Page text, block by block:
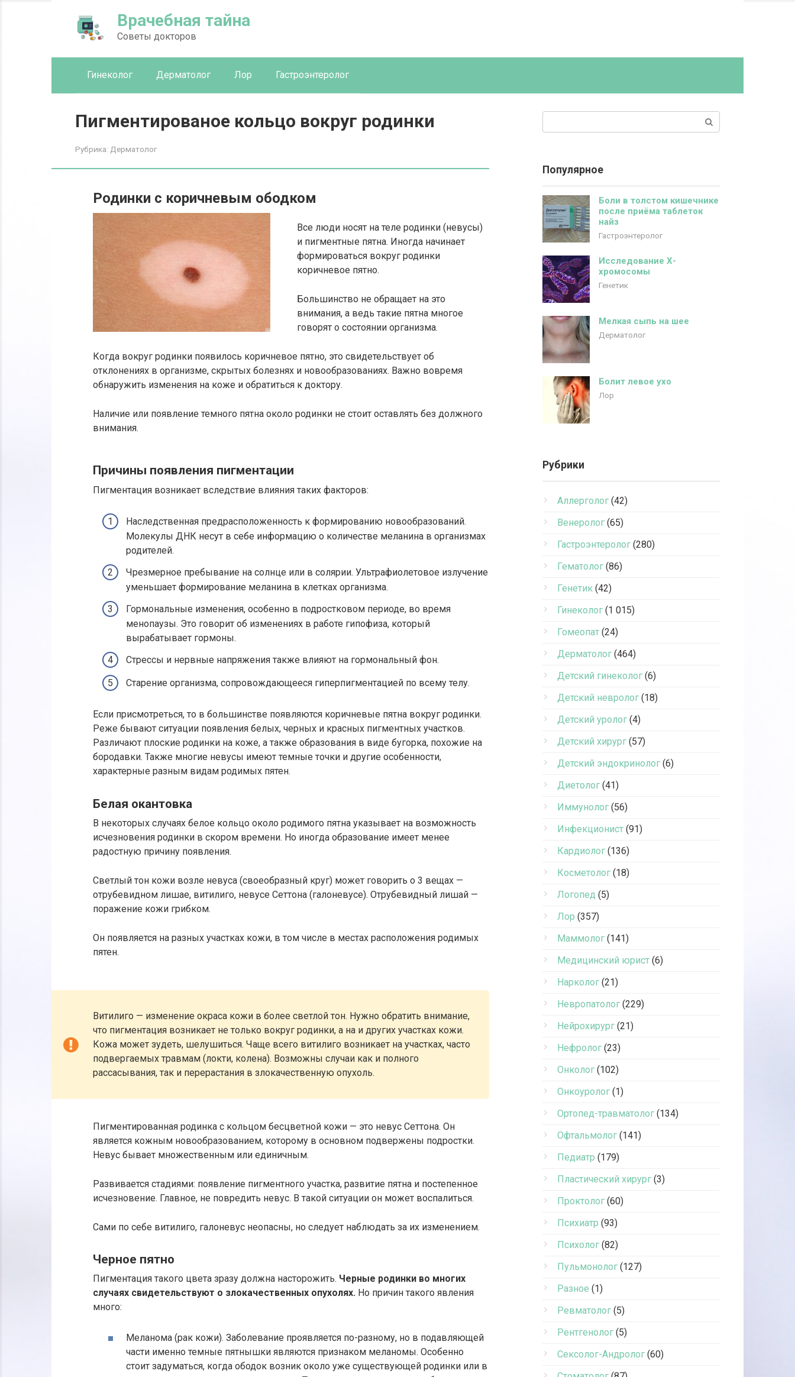
Врачебная тайна
Советы докторов
Гинеколог Дерматолог Лор Гастроэнтеролог
Пигментированое кольцо вокруг родинки
Рубрика: Дерматолог
Родинки с коричневым ободком
Все люди носят на теле родинки (невусы)
и пигментные пятна. Иногда начинает
формироваться вокруг родинки
коричневое пятно.
Большинство не обращает на это
внимания, а ведь такие пятна многое
говорят о состоянии организма.
Когда вокруг родинки появилось коричневое пятно, это свидетельствует об
отклонениях в организме, скрытых болезнях и новообразованиях. Важно вовремя
обнаружить изменения на коже и обратиться к доктору.
Наличие или появление темного пятна около родинки не стоит оставлять без должного
внимания.
Причины появления пигментации
Пигментация возникает вследствие влияния таких факторов:
Наследственная предрасположенность к формированию новообразований.
Молекулы ДНК несут в себе информацию о количестве меланина в организмах
родителей.
Чрезмерное пребывание на солнце или в солярии. Ультрафиолетовое излучение
уменьшает формирование меланина в клетках организма.
Гормональные изменения, особенно в подростковом периоде, во время
менопаузы. Это говорит об изменениях в работе гипофиза, который
вырабатывает гормоны.
Стрессы и нервные напряжения также влияют на гормональный фон.
Старение организма, сопровождающееся гиперпигментацией по всему телу.
Если присмотреться, то в большинстве появляются коричневые пятна вокруг родинки.
Реже бывают ситуации появления белых, черных и красных пигментных участков.
Различают плоские родинки на коже, а также образования в виде бугорка, похожие на
бородавки. Также многие невусы имеют темные точки и другие особенности,
характерные разным видам родимых пятен.
Белая окантовка
В некоторых случаях белое кольцо около родимого пятна указывает на возможность
исчезновения родинки в скором времени. Но иногда образование имеет менее
радостную причину появления.
Светлый тон кожи возле невуса (своеобразный круг) может говорить о 3 вещах —
отрубевидном лишае, витилиго, невусе Сеттона (галоневусе). Отрубевидный лишай —
поражение кожи грибком.
Он появляется на разных участках кожи, в том числе в местах расположения родимых
пятен.
Витилиго — изменение окраса кожи в более светлой тон. Нужно обратить внимание,
что пигментация возникает не только вокруг родинки, а на и других участках кожи.
Кожа может зудеть, шелушиться. Чаще всего витилиго возникает на участках, часто
подвергаемых травмам (локти, колена). Возможны случаи как и полного
рассасывания, так и перерастания в злокачественную опухоль.
Пигментированная родинка с кольцом бесцветной кожи — это невус Сеттона. Он
является кожным новообразованием, которому в основном подвержены подростки.
Невус бывает множественным или единичным.
Развивается стадиями: появление пигментного участка, развитие пятна и постепенное
исчезновение. Главное, не повредить невус. В такой ситуации он может воспалиться.
Сами по себе витилиго, галоневус неопасны, но следует наблюдать за их изменением.
Черное пятно
Пигментация такого цвета зразу должна насторожить. Черные родинки во многих
случаях свидетельствуют о злокачественных опухолях. Но причин такого явления
много:
Меланома (рак кожи). Заболевание проявляется по-разному, но в подавляющей
части именно темные пятнышки являются признаком меланомы. Особенно
стоит задуматься, когда ободок возник около уже существующей родинки или в
Популярное
Боли в толстом кишечнике
после приёма таблеток
найз
Гастроэнтеролог
Исследование Х-
хромосомы
Генетик
Мелкая сыпь на шее
Дерматолог
Болит левое ухо
Лор
Рубрики
Аллерголог (42)
Венеролог (65)
Гастроэнтеролог (280)
Гематолог (86)
Генетик (42)
Гинеколог (1 015)
Гомеопат (24)
Дерматолог (464)
Детский гинеколог (6)
Детский невролог (18)
Детский уролог (4)
Детский хирург (57)
Детский эндокринолог (6)
Диетолог (41)
Иммунолог (56)
Инфекционист (91)
Кардиолог (136)
Косметолог (18)
Логопед (5)
Лор (357)
Маммолог (141)
Медицинский юрист (6)
Нарколог (21)
Невропатолог (229)
Нейрохирург (21)
Нефролог (23)
Онколог (102)
Онкоуролог (1)
Ортопед-травматолог (134)
Офтальмолог (141)
Педиатр (179)
Пластический хирург (3)
Проктолог (60)
Психиатр (93)
Психолог (82)
Пульмонолог (127)
Разное (1)
Ревматолог (5)
Рентгенолог (5)
Сексолог-Андролог (60)